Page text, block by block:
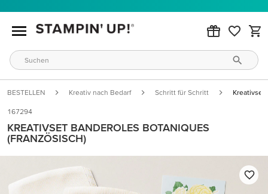
BESTELLEN Kreativ nach Bedarf Schritt für Schritt Kreativset
167294
KREATIVSET BANDEROLES BOTANIQUES
(FRANZÖSISCH)